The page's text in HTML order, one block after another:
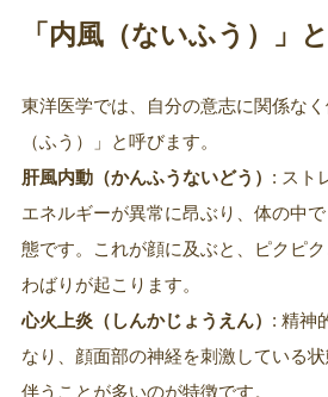
「内風（ないふう）」と
東洋医学では、自分の意志に関係な
（ふう）」と呼びます。
肝風内動（かんふうないどう） : スト
エネルギーが異常に昂ぶり、体の中
態です。これが顔に及ぶと、ピクピ
わばりが起こります。
心火上炎（しんかじょうえん） : 精神
なり、顔面部の神経を刺激している
伴うことが多いのが特徴です。